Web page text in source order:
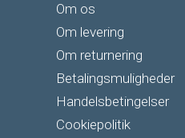
Om os
Om levering
Om returnering
Betalingsmuligheder
Handelsbetingelser
Cookiepolitik